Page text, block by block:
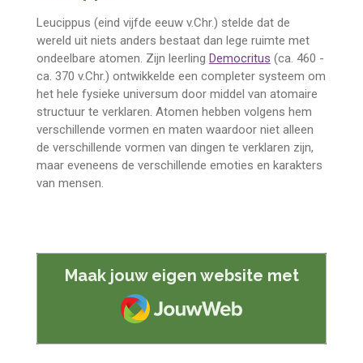
Leucippus (eind vijfde eeuw v.Chr.) stelde dat de
wereld uit niets anders bestaat dan lege ruimte met
ondeelbare atomen. Zijn leerling Democritus (ca. 460 -
ca. 370 v.Chr.) ontwikkelde een completer systeem om
het hele fysieke universum door middel van atomaire
structuur te verklaren. Atomen hebben volgens hem
verschillende vormen en maten waardoor niet alleen
de verschillende vormen van dingen te verklaren zijn,
maar eveneens de verschillende emoties en karakters
van mensen.
Maak jouw eigen website met
JouwWeb